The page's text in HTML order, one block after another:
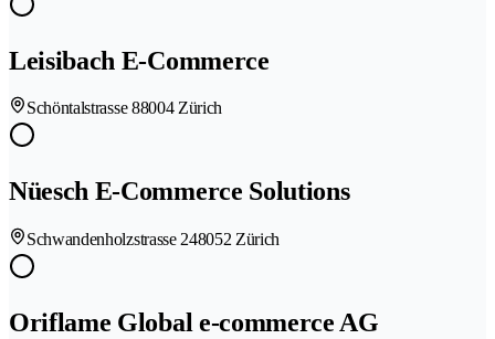
Leisibach E-Commerce
Schöntalstrasse 88004 Zürich
Nüesch E-Commerce Solutions
Schwandenholzstrasse 248052 Zürich
Oriflame Global e-commerce AG